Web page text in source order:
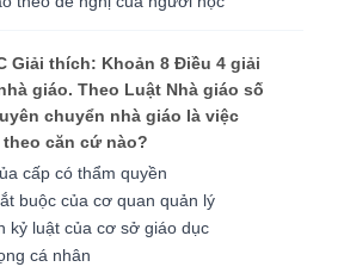
Giải thích: Khoản 8 Điều 4 giải
giáo. Theo Luật Nhà giáo số
chuyển nhà giáo là việc
căn cứ nào?
cấp có thẩm quyền
buộc của cơ quan quản lý
kỷ luật của cơ sở giáo dục
cá nhân